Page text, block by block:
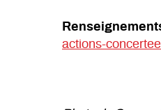
actions-